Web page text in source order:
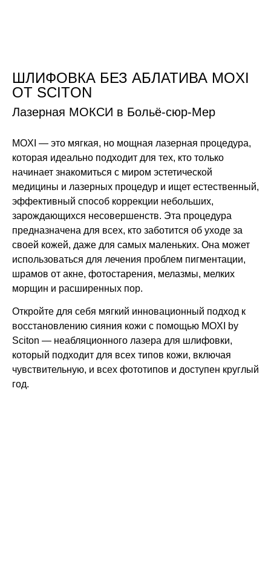
Лазерная МОКСИ в Больё-сюр-Мер
ШЛИФОВКА БЕЗ АБЛАТИВА MOXI
ОТ SCITON
MOXI — это мягкая, но мощная лазерная процедура,
которая идеально подходит для тех, кто только
начинает знакомиться с миром эстетической
медицины и лазерных процедур и ищет естественный,
эффективный способ коррекции небольших,
зарождающихся несовершенств. Эта процедура
предназначена для всех, кто заботится об уходе за
своей кожей, даже для самых маленьких. Она может
использоваться для лечения проблем пигментации,
шрамов от акне, фотостарения, мелазмы, мелких
морщин и расширенных пор.
Откройте для себя мягкий инновационный подход к
восстановлению сияния кожи с помощью MOXI by
Sciton — неабляционного лазера для шлифовки,
который подходит для всех типов кожи, включая
чувствительную, и всех фототипов и доступен круглый
год.